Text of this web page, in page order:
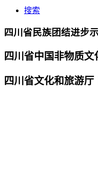
搜索
四川省民族团结进步
四川省中国非物质
四川省文化和旅游